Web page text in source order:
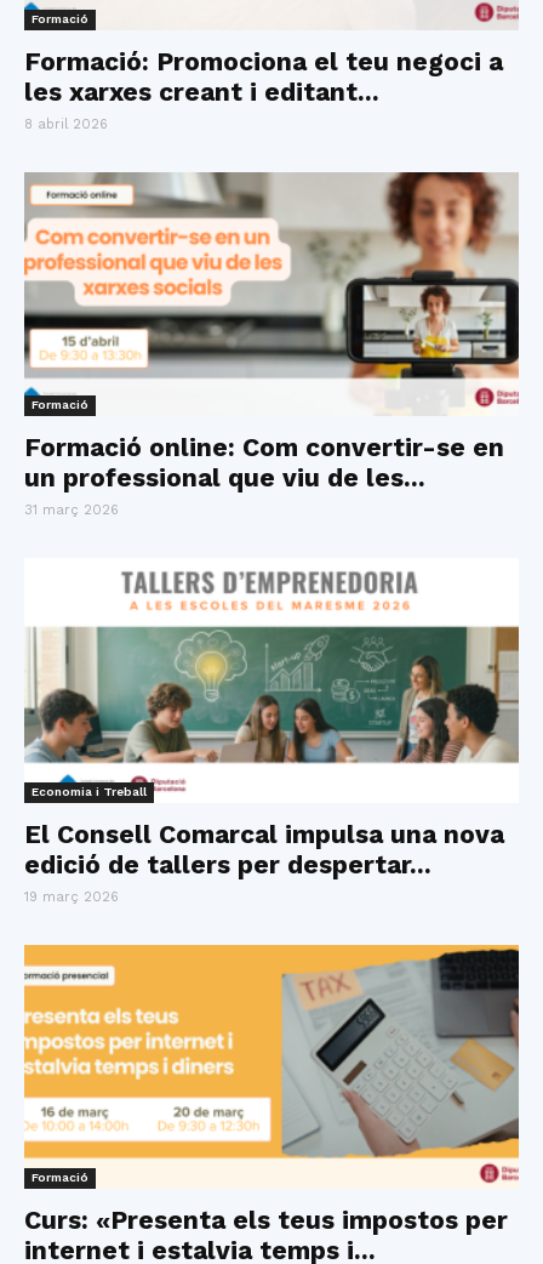
Formació
Formació: Promociona el teu negoci a
les xarxes creant i editant...
8 abril 2026
Formació
Formació online: Com convertir-se en
un professional que viu de les...
31 març 2026
Economia i Treball
El Consell Comarcal impulsa una nova
edició de tallers per despertar...
19 març 2026
Formació
Curs: «Presenta els teus impostos per
internet i estalvia temps i...